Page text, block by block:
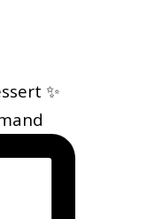
✨